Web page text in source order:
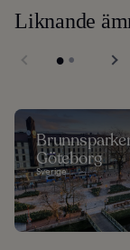
Liknande
Göteborg
Sverige